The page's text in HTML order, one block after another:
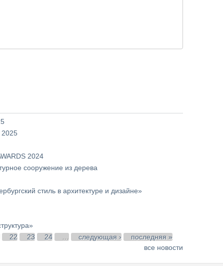
2024
сооружение из дерева
стиль в архитектуре и дизайне»
22 23 24 следующая ›
последняя »
все новости